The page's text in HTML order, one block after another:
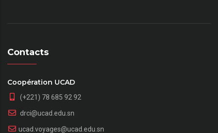
Contacts
Coopération UCAD
(+221) 78 685 92 92
drci@ucad.edu.sn
ucad.voyages@ucad.edu.sn